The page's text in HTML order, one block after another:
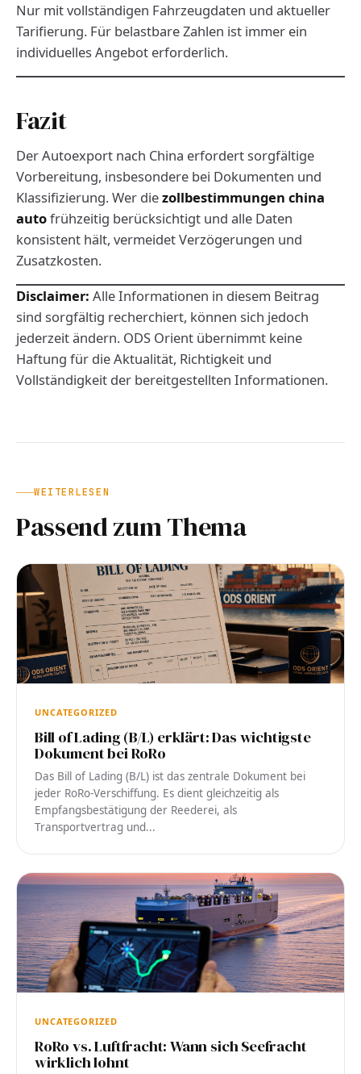
Nur mit vollständigen Fahrzeugdaten und aktueller
Tarifierung. Für belastbare Zahlen ist immer ein
individuelles Angebot erforderlich.
Fazit
Der Autoexport nach China erfordert sorgfältige
Vorbereitung, insbesondere bei Dokumenten und
Klassifizierung. Wer diezollbestimmungen china
autofrühzeitig berücksichtigt und alle Daten
konsistent hält, vermeidet Verzögerungen und
Zusatzkosten.
Disclaimer: Alle Informationen in diesem Beitrag
sind sorgfältig recherchiert, können sich jedoch
jederzeit ändern. ODS Orient übernimmt keine
Haftung für die Aktualität, Richtigkeit und
Vollständigkeit der bereitgestellten Informationen.
WEITERLESEN
Passend zum Thema
UNCATEGORIZED
Bill of Lading (B/L) erklärt: Das wichtigste
Dokument bei RoRo
Das Bill of Lading (B/L) ist das zentrale Dokument bei
jeder RoRo-Verschiffung. Es dient gleichzeitig als
Empfangsbestätigung der Reederei, als
Transportvertrag und...
UNCATEGORIZED
RoRo vs. Luftfracht: Wann sich Seefracht
wirklich lohnt